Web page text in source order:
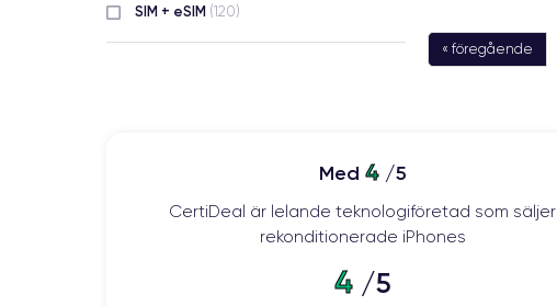
SIM + eSIM (120)
« föregående
Med 4/5
CertiDeal är lelande teknologiföretad som säljer
rekonditionerade iPhones
4/5